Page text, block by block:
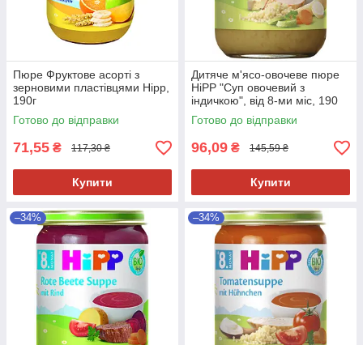
Пюре Фруктове асорті з
зерновими пластівцями Hipp,
190г
Готово до відправки
71,55 ₴ 117,30 ₴
Купити
Дитяче м'ясо-овочеве пюре
HiPP "Суп овочевий з
індичкою", від 8-ми міс, 190
гр
Готово до відправки
96,09 ₴ 145,59 ₴
Купити
–34% –34%